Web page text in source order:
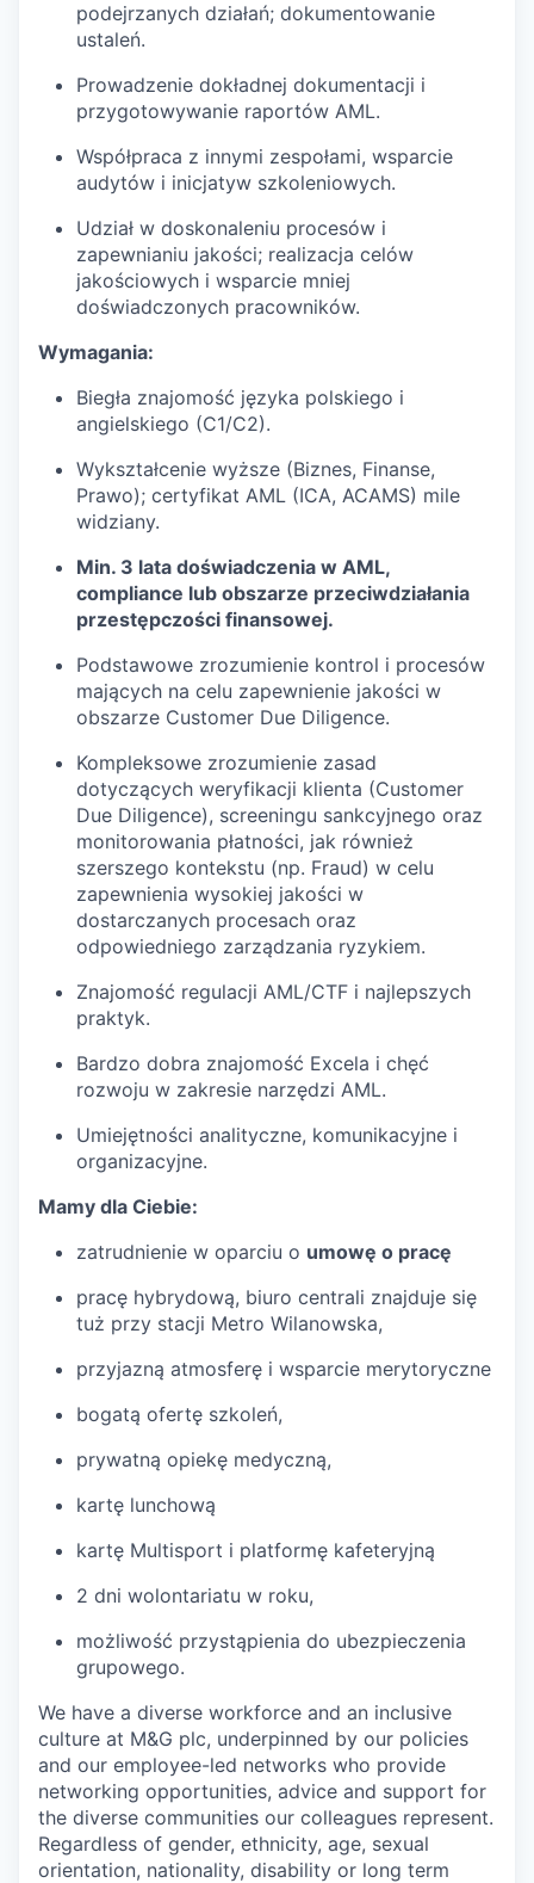
podejrzanych działań; dokumentowanie
ustaleń.
Prowadzenie dokładnej dokumentacji i
przygotowywanie raportów AML.
Współpraca z innymi zespołami, wsparcie
audytów i inicjatyw szkoleniowych.
Udział w doskonaleniu procesów i
zapewnianiu jakości; realizacja celów
jakościowych i wsparcie mniej
doświadczonych pracowników.
Wymagania:
Biegła znajomość języka polskiego i
angielskiego (C1/C2).
Wykształcenie wyższe (Biznes, Finanse,
Prawo); certyfikat AML (ICA, ACAMS) mile
widziany.
Min. 3 lata doświadczenia w AML,
compliance lub obszarze przeciwdziałania
przestępczości finansowej.
Podstawowe zrozumienie kontrol i procesów
mających na celu zapewnienie jakości w
obszarze Customer Due Diligence.
Kompleksowe zrozumienie zasad
dotyczących weryfikacji klienta (Customer
Due Diligence), screeningu sankcyjnego oraz
monitorowania płatności, jak również
szerszego kontekstu (np. Fraud) w celu
zapewnienia wysokiej jakości w
dostarczanych procesach oraz
odpowiedniego zarządzania ryzykiem.
Znajomość regulacji AML/CTF i najlepszych
praktyk.
Bardzo dobra znajomość Excela i chęć
rozwoju w zakresie narzędzi AML.
Umiejętności analityczne, komunikacyjne i
organizacyjne.
Mamy dla Ciebie:
zatrudnienie w oparciu o umowę o pracę
pracę hybrydową, biuro centrali znajduje się
tuż przy stacji Metro Wilanowska,
przyjazną atmosferę i wsparcie merytoryczne
bogatą ofertę szkoleń,
prywatną opiekę medyczną,
kartę lunchową
kartę Multisport i platformę kafeteryjną
2 dni wolontariatu w roku,
możliwość przystąpienia do ubezpieczenia
grupowego.
We have a diverse workforce and an inclusive
culture at M&G plc, underpinned by our policies
and our employee-led networks who provide
networking opportunities, advice and support for
the diverse communities our colleagues represent.
Regardless of gender, ethnicity, age, sexual
orientation, nationality, disability or long term